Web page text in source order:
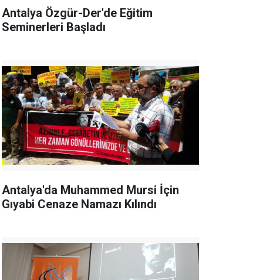
Antalya Özgür-Der'de Eğitim
Seminerleri Başladı
Antalya'da Muhammed Mursi İçin
Gıyabi Cenaze Namazı Kılındı